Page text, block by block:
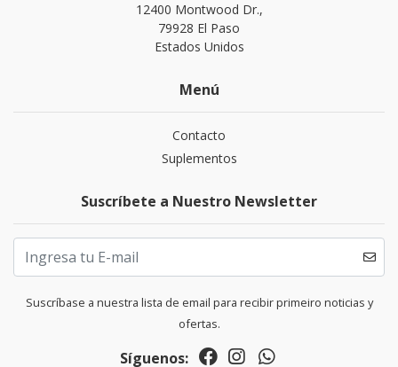
12400 Montwood Dr.,
79928 El Paso
Estados Unidos
Menú
Contacto
Suplementos
Suscríbete a Nuestro Newsletter
Suscríbase a nuestra lista de email para recibir primeiro noticias y
ofertas.
Síguenos: